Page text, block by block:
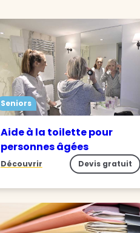
Seniors
Aide à la toilette pour
personnes âgées
Découvrir Devis gratuit